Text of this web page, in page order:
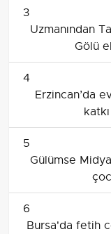
3
Uzmanından
Gölü
4
Erzincan’da
5
Gülümse
6
Bursa'da fetih